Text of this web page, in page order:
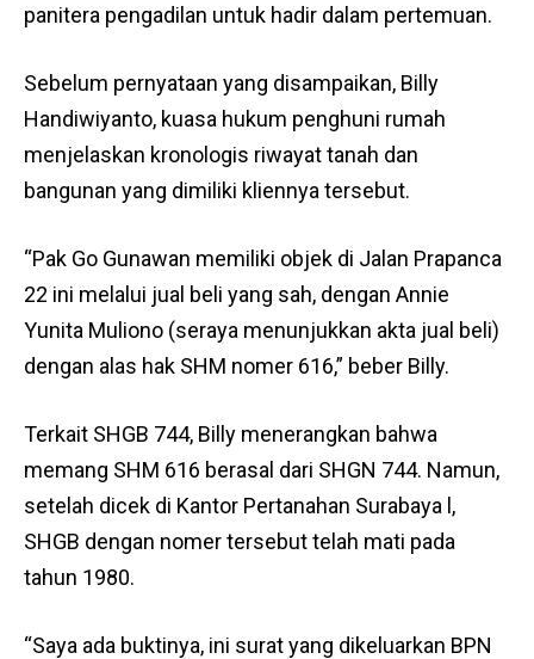
panitera pengadilan untuk hadir dalam pertemuan.
Sebelum pernyataan yang disampaikan, Billy
Handiwiyanto, kuasa hukum penghuni rumah
menjelaskan kronologis riwayat tanah dan
bangunan yang dimiliki kliennya tersebut.
“Pak Go Gunawan memiliki objek di Jalan Prapanca
22 ini melalui jual beli yang sah, dengan Annie
Yunita Muliono (seraya menunjukkan akta jual beli)
dengan alas hak SHM nomer 616,” beber Billy.
Terkait SHGB 744, Billy menerangkan bahwa
memang SHM 616 berasal dari SHGN 744. Namun,
setelah dicek di Kantor Pertanahan Surabaya l,
SHGB dengan nomer tersebut telah mati pada
tahun 1980.
“Saya ada buktinya, ini surat yang dikeluarkan BPN